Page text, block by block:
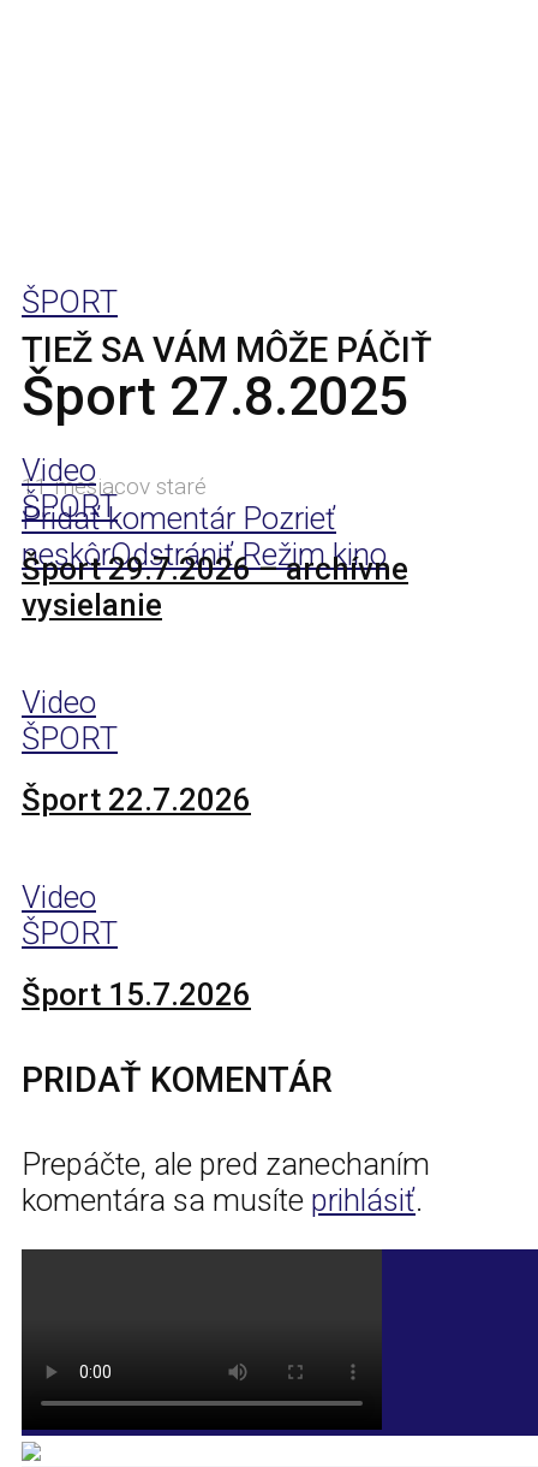
ŠPORT
Šport 27.8.2025
11 mesiacov staré
Pridať komentár Pozrieť
neskôrOdstrániťRežim kino
TIEŽ SA VÁM MÔŽE PÁČIŤ
Video
ŠPORT
Šport 29.7.2026 – archívne
vysielanie
Video
ŠPORT
Šport 22.7.2026
Video
ŠPORT
Šport 15.7.2026
PRIDAŤ KOMENTÁR
Prepáčte, ale pred zanechaním
komentára sa musíte prihlásiť.